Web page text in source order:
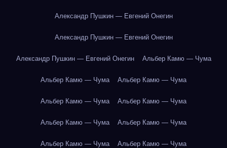
Александр Пушкин — Евгений Онегин
Александр Пушкин — Евгений Онегин
Александр Пушкин — Евгений Онегин Альбер Камю — Чума
Альбер Камю — Чума Альбер Камю — Чума
Альбер Камю — Чума Альбер Камю — Чума
Альбер Камю — Чума Альбер Камю — Чума
Альбер Камю — Чума Альбер Камю — Чума